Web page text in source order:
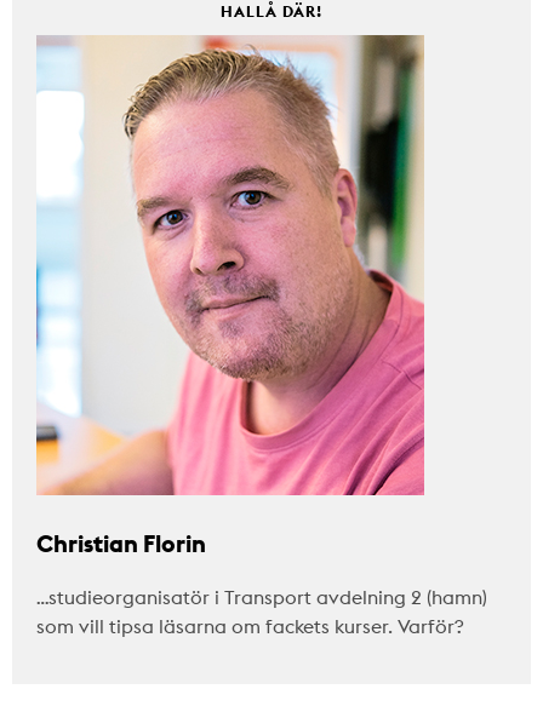
HALLÅ DÄR!
Christian Florin
…studieorganisatör i Transport avdelning 2 (hamn)
som vill tipsa läsarna om fackets kurser. Varför?